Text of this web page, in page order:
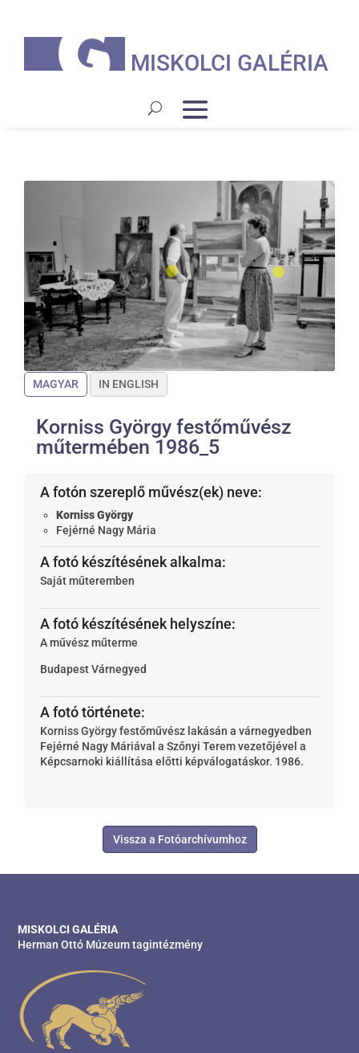
MISKOLCI GALÉRIA
MAGYAR IN ENGLISH
Korniss György festőművész
műtermében 1986_5
A fotón szereplő művész(ek) neve:
Korniss György
Fejérné Nagy Mária
A fotó készítésének alkalma:
Saját műteremben
A fotó készítésének helyszíne:
A művész műterme
Budapest Várnegyed
A fotó története:
Korniss György festőművész lakásán a várnegyedben
Fejérné Nagy Máriával a Szőnyi Terem vezetőjével a
Képcsarnoki kiállítása előtti képválogatáskor. 1986.
Vissza a Fotóarchívumhoz
MISKOLCI GALÉRIA
Herman Ottó Múzeum tagintézmény